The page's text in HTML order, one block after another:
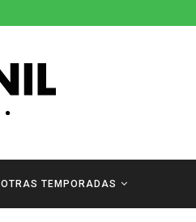
OTRAS TEMPORADAS